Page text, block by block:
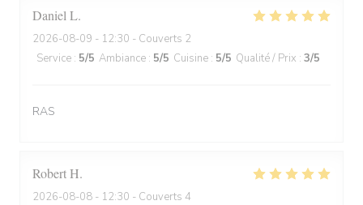
Daniel L
2026-08-09 - 12:30 - Couverts 2
Service : 5/5 Ambiance : 5/5 Cuisine : 5/5 Qualité / Prix : 3/5
RAS
RobertH
2026-08-08 - 12:30 - Couverts 4